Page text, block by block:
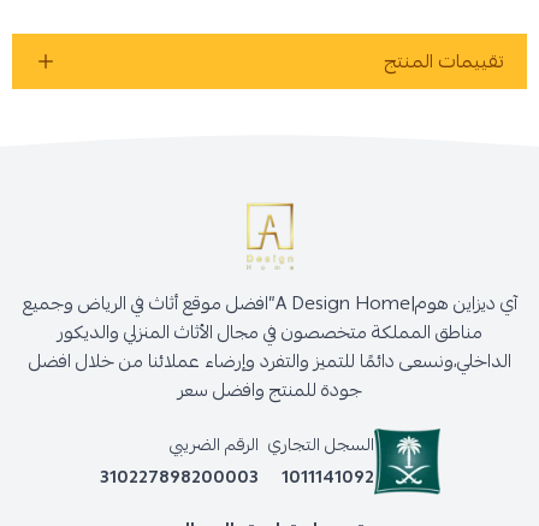
تقييمات المنتج
آي ديزاين هوم|A Design Home”افضل موقع أثاث في الرياض وجميع
مناطق المملكة متخصصون في مجال الأثاث المنزلي والديكور
الداخلي،ونسعى دائمًا للتميز والتفرد وإرضاء عملائنا من خلال افضل
جودة للمنتج وافضل سعر
السجل التجاري
1011141092
الرقم الضريبي
310227898200003